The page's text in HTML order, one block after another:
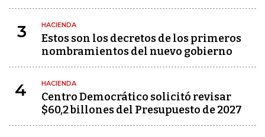
3 HACIENDA
Estos son los decretos de los primeros
nombramientos del nuevo gobierno
4 HACIENDA
Centro Democrático solicitó revisar
$60,2 billones del Presupuesto de 2027